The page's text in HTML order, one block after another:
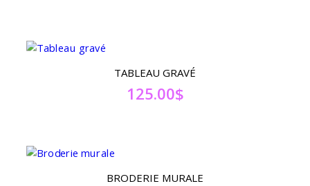
TABLEAU GRAVÉ
125.00$
BRODERIE MURALE